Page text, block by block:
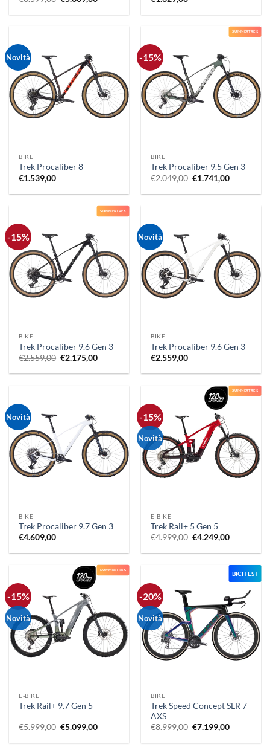
originale attuale
Novità
BIKE
Trek Procaliber 8
€1.539,00
SUMMERTREK
-15%
BIKE
Trek Procaliber 9.5 Gen 3
€2.049,00 Il
originale
€1.741,00Il
attuale
SUMMERTREK
-15%
BIKE
Trek Procaliber 9.6 Gen 3
€2.559,00 Il
originale
€2.175,00Il
attuale
Novità
BIKE
Trek Procaliber 9.6 Gen 3
€2.559,00
Novità
BIKE
Trek Procaliber 9.7 Gen 3
€4.609,00
SUMMERTREK
-15%
Novità
E-BIKE
Trek Rail+ 5 Gen 5
€4.999,00 Il
originale
€4.999,00.
€4.249,00Il
attuale
€4.249,00.
SUMMERTREK
-15%
Novità
E-BIKE
Trek Rail+ 9.7 Gen 5
€5.999,00 Il
originale
€5.099,00Il
attuale
BICI TEST
-20%
Novità
BIKE
Trek Speed Concept SLR 7
AXS
€8.999,00 Il
originale
€7.199,00Il
attuale